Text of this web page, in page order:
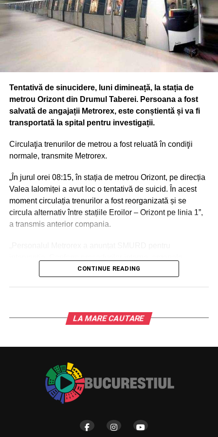
Tentativă de sinucidere, luni dimineață, la stația de
metrou Orizont din Drumul Taberei. Persoana a fost
salvată de angajații Metrorex, este conștientă și va fi
transportată la spital pentru investigații.
Circulaţia trenurilor de metrou a fost reluată în condiţii
normale, transmite Metrorex.
„În jurul orei 08:15, în stația de metrou Orizont, pe direcția
Valea Ialomiței a avut loc o tentativă de suicid. În acest
moment circulația trenurilor a fost reorganizată și se
circula alternativ între stațiile Eroilor – Orizont pe linia 1”,
a transmis anterior compania.
abilitate împreună cu Metrorex vor deschide o anchetă de
Conform procedurilor interne, organele abilitate împreună
împrejurările în care s-a produs evenimentul, au precizat
reprezentanții companiei.
Din primele informații, se pare că este vorba despre un
bărbat, în vârstă de 47 de ani.
08.30, polițiștii Direcției Generale de Poliţie a Municipiului
CONTINUE READING
LA MARE CAUTARE